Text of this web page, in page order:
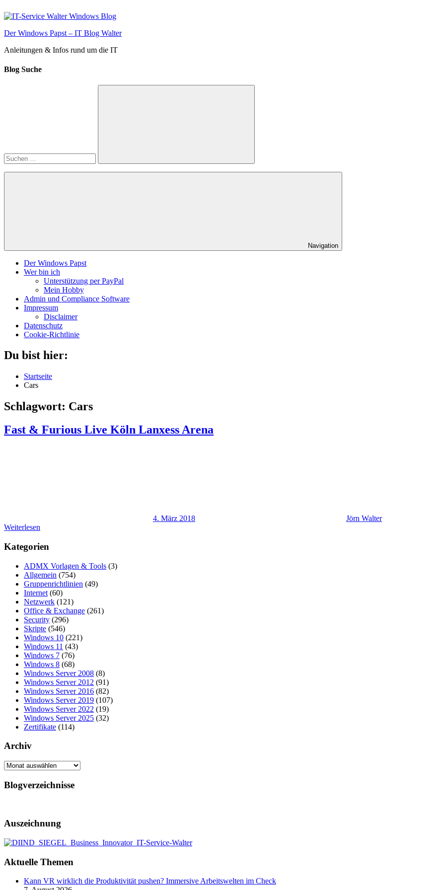
Inhalt
Der Windows Papst – IT Blog Walter
Anleitungen & Infos rund um die IT
Blog Suche
Suchen
Navigation
Der Windows Papst
Wer bin ich
Unterstützung per PayPal
Mein Hobby
Admin und Compliance Software
Impressum
Disclaimer
Datenschutz
Cookie-Richtlinie
Du bist hier:
Startseite
Cars
Schlagwort: Cars
Fast & Furious Live Köln Lanxess Arena
4. März 2018 Jörn Walter
Weiterlesen
Kategorien
ADMX Vorlagen & Tools (3)
Allgemein (754)
Gruppenrichtlinien (49)
Internet (60)
Netzwerk (121)
Office & Exchange (261)
Security (296)
Skripte (546)
Windows 10 (221)
Windows 11 (43)
Windows 7 (76)
Windows 8 (68)
Windows Server 2008 (8)
Windows Server 2012 (91)
Windows Server 2016 (82)
Windows Server 2019 (107)
Windows Server 2022 (19)
Windows Server 2025 (32)
Zertifikate (114)
Archiv
Archiv
Blogverzeichnisse
Auszeichnung
Aktuelle Themen
Kann VR wirklich die Produktivität pushen? Immersive Arbeitswelten im Check